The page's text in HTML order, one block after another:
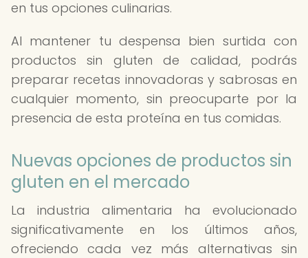
en tus opciones culinarias.
Al mantener tu despensa bien surtida con
productos sin gluten de calidad, podrás
preparar recetas innovadoras y sabrosas en
cualquier momento, sin preocuparte por la
presencia de esta proteína en tus comidas.
Nuevas opciones de productos sin
gluten en el mercado
La industria alimentaria ha evolucionado
significativamente en los últimos años,
ofreciendo cada vez más alternativas sin